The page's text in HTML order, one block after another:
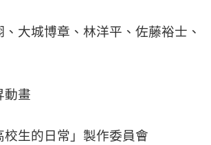
大城博章、林洋平、佐藤裕士、
動畫
校生的日常」製作委員會